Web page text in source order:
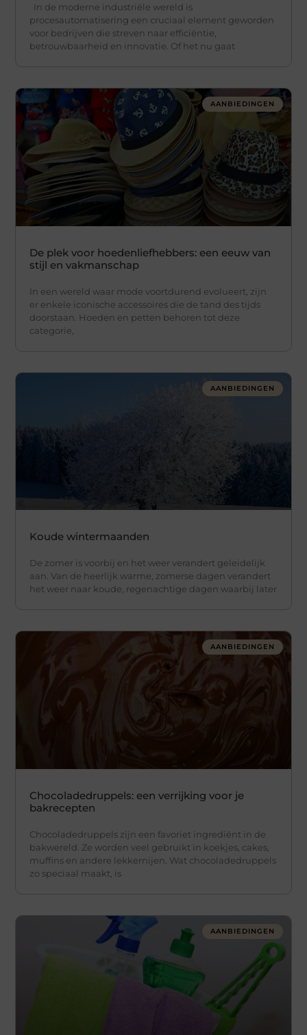
In de moderne industriële wereld is
procesautomatisering een cruciaal element geworden
voor bedrijven die streven naar efficiëntie,
betrouwbaarheid en innovatie. Of het nu gaat
AANBIEDINGEN
De plek voor hoedenliefhebbers: een eeuw van
stijl en vakmanschap
In een wereld waar mode voortdurend evolueert, zijn
er enkele iconische accessoires die de tand des tijds
doorstaan. Hoeden en petten behoren tot deze
categorie,
AANBIEDINGEN
Koude wintermaanden
De zomer is voorbij en het weer verandert geleidelijk
aan. Van de heerlijk warme, zomerse dagen verandert
het weer naar koude, regenachtige dagen waarbij later
AANBIEDINGEN
Chocoladedruppels: een verrijking voor je
bakrecepten
Chocoladedruppels zijn een favoriet ingrediënt in de
bakwereld. Ze worden veel gebruikt in koekjes, cakes,
muffins en andere lekkernijen. Wat chocoladedruppels
zo speciaal maakt, is
AANBIEDINGEN